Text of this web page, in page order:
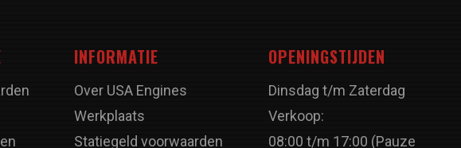
INFORMATIE
Over USA Engines
Werkplaats
Statiegeld voorwaarden
OPENINGSTIJDEN
Dinsdag t/m Zaterdag
Verkoop:
08:00 t/m 17:00 (Pauze